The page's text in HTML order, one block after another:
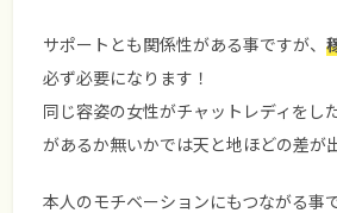
サポートとも関係性がある事ですが、
必ず必要になります！
同じ容姿の女性がチャットレディをし
があるか無いかでは天と地ほどの差が
本人のモチベーションにもつながる事